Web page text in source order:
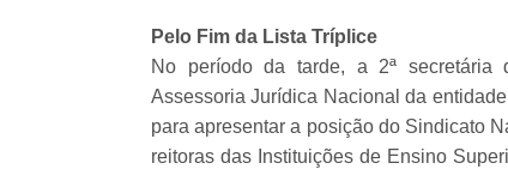
Pelo Fim da Lista Tríplice
No período da tarde, a 2ª secretária
Assessoria Jurídica Nacional da
para apresentar a posição do Sindicato
reitoras das Instituições de Ensino